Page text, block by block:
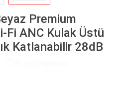
Premium
Fi ANC Kulak Üstü
Katlanabilir 28dB